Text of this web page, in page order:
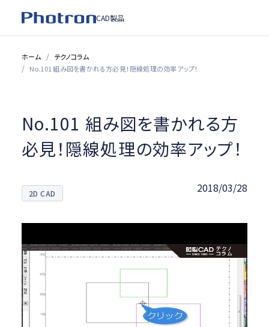
CAD製品
ホーム
テクノコラム
No.101 組み図を書かれる方必見！隠線処理の効率アップ！
No.101 組み図を書かれる方
必見！隠線処理の効率アップ！
2D CAD 2018/03/28